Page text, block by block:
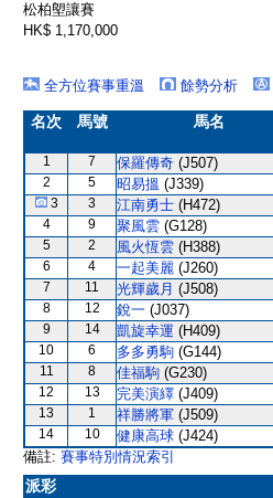
松柏塱讓賽
HK$ 1,170,000
全方位賽事重溫 餘勢分析
名次 馬號 馬名
1 7 保羅傳奇 (J507)
2
5 昭易搵 (J339)
3
3 江南勇士 (H472)
4
9 聚風雲 (G128)
5
2 風火恆雲 (H388)
6
4 一起美麗 (J260)
7
11 光輝歲月 (J508)
8
12 銳一 (J037)
9
14 凱旋幸運 (H409)
10
6 多多勇駒 (G144)
11
8 佳福駒 (G230)
12
13 完美演繹 (J409)
13
1 祥勝將軍 (J509)
14
10 健康高球 (J424)
備註: 賽事特別情況索引
派彩